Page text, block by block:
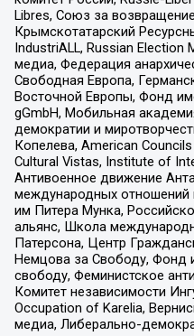
Libres, Союз за
Крымскотатарский
IndustriALL, Russian Election
медиа, Федерация
Свободная Европа,
Восточной Европы, Фонд
gGmbH, Мобильная
демократии и
Копелева, American
Cultural Vistas, Institute of
Антивоенное движение
международных отношений
им Питера Мунка,
альянс, Школа
Патерсона, Центр
Немцова за Свободу, Фонд
свободу, Феминистское
Комитет независимости
Occupation of Karelia,
медиа, Либерально-